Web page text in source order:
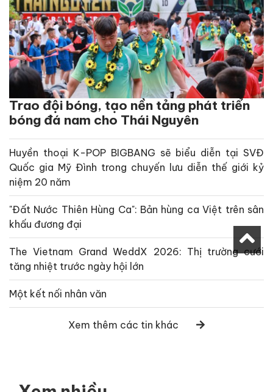
Trao đội bóng, tạo nền tảng phát triển
bóng đá nam cho Thái Nguyên
Huyền thoại K-POP BIGBANG sẽ biểu diễn tại SVĐ
Quốc gia Mỹ Đình trong chuyến lưu diễn thế giới kỷ
niệm 20 năm
"Đất Nước Thiên Hùng Ca": Bản hùng ca Việt trên sân
khấu đương đại
The Vietnam Grand WeddX 2026: Thị trường cưới
tăng nhiệt trước ngày hội lớn
Một kết nối nhân văn
Xem thêm các tin khác